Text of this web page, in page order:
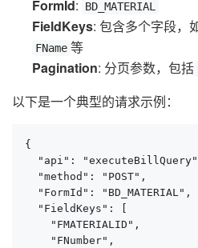
FormId: BD_MATERIAL
FieldKeys: 包含多个字段，
FName 等
Pagination: 分页参数，包括
以下是一个典型的请求示例：
{
"api":
  "method": "POST",
  "FormId": "BD_MATERIAL",
  "FieldKeys": [
    "FMATERIALID",
    "FNumber",